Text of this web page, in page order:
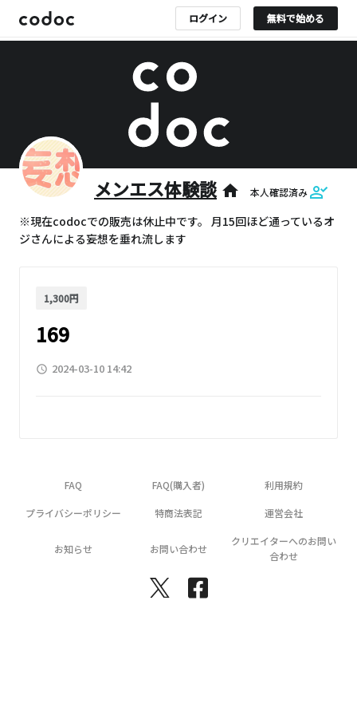
ログイン 無料で始める
メンエス体験談 home 本人確認済み
※現在codocでの販売は休止中です。 月15回ほど通っているオ
ジさんによる妄想を垂れ流します
1,300円
169
access_time 2024-03-10 14:42
FAQ FAQ(購入者) 利用規約
プライバシーポリシー 特商法表記 運営会社
お知らせ お問い合わせ
クリエイターへのお問い
合わせ